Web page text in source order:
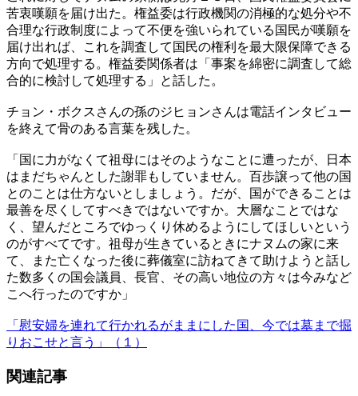
苦衷嘆願を届け出た。権益委は行政機関の消極的な処分や不
合理な行政制度によって不便を強いられている国民が嘆願を
届け出れば、これを調査して国民の権利を最大限保障できる
方向で処理する。権益委関係者は「事案を綿密に調査して総
合的に検討して処理する」と話した。
チョン・ボクスさんの孫のジヒョンさんは電話インタビュー
を終えて骨のある言葉を残した。
「国に力がなくて祖母にはそのようなことに遭ったが、日本
はまだちゃんとした謝罪もしていません。百歩譲って他の国
とのことは仕方ないとしましょう。だが、国ができることは
最善を尽くしてすべきではないですか。大層なことではな
く、望んだところでゆっくり休めるようにしてほしいという
のがすべてです。祖母が生きているときにナヌムの家に来
て、また亡くなった後に葬儀室に訪ねてきて助けようと話し
た数多くの国会議員、長官、その高い地位の方々は今みなど
こへ行ったのですか」
「慰安婦を連れて行かれるがままにした国、今では墓まで掘
りおこせと言う」（１）
関連記事